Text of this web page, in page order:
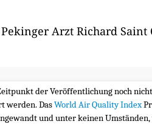
Arzt Richard Saint
der Veröffentlichung noch
werden. DasWorld Air Quality Index
und unter keinen